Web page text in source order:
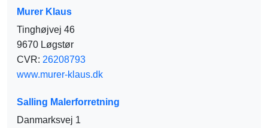
Murer Klaus
Tinghøjvej 46
9670 Løgstør
CVR: 26208793
www.murer-klaus.dk
Salling Malerforretning
Danmarksvej 1